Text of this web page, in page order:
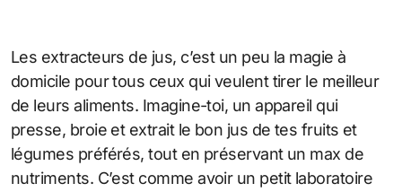
Les extracteurs de jus, c’est un peu la magie à
domicile pour tous ceux qui veulent tirer le meilleur
de leurs aliments. Imagine-toi, un appareil qui
presse, broie et extrait le bon jus de tes fruits et
légumes préférés, tout en préservant un max de
nutriments. C’est comme avoir un petit laboratoire